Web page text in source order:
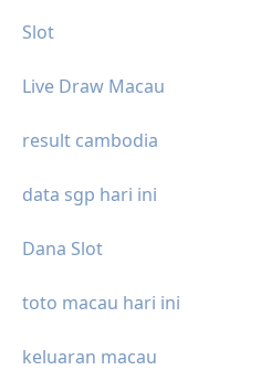
Slot
Live Draw Macau
result cambodia
data sgp hari ini
Dana Slot
toto macau hari ini
keluaran macau